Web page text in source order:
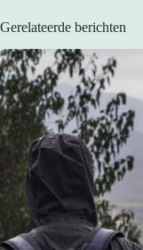
Gerelateerde berichten